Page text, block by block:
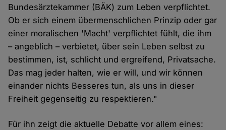
Bundesärztekammer (BÄK) zum Leben verpflichtet.
Ob er sich einem übermenschlichen Prinzip oder gar
einer moralischen 'Macht' verpflichtet fühlt, die ihm
– angeblich – verbietet, über sein Leben selbst zu
bestimmen, ist, schlicht und ergreifend, Privatsache.
Das mag jeder halten, wie er will, und wir können
einander nichts Besseres tun, als uns in dieser
Freiheit gegenseitig zu respektieren."
Für ihn zeigt die aktuelle Debatte vor allem eines: